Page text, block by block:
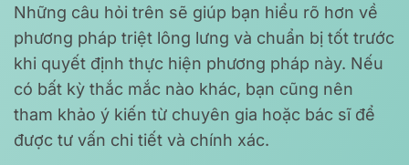
Những câu hỏi trên sẽ giúp bạn hiểu rõ hơn về
phương pháp triệt lông lưng và chuẩn bị tốt trước
khi quyết định thực hiện phương pháp này. Nếu
có bất kỳ thắc mắc nào khác, bạn cũng nên
tham khảo ý kiến từ chuyên gia hoặc bác sĩ để
được tư vấn chi tiết và chính xác.